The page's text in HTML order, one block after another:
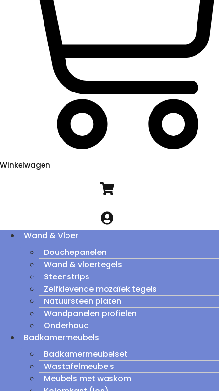
Winkelwagen
Wand & Vloer
Douchepanelen
Wand & vloertegels
Steenstrips
Zelfklevende mozaïek tegels
Natuursteen platen
Wandpanelen profielen
Onderhoud
Badkamermeubels
Badkamermeubelset
Wastafelmeubels
Meubels met waskom